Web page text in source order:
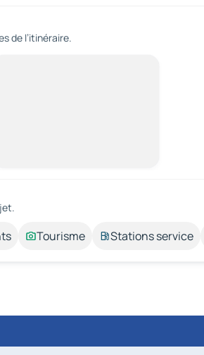
de l’itinéraire.
Tourisme Stations service